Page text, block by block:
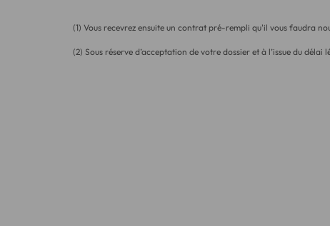
(1) Vous recevrez ensuite un contrat pré-rempli qu'il vous faudra
(2) Sous réserve d’acceptation de votre dossier et à l’issue du